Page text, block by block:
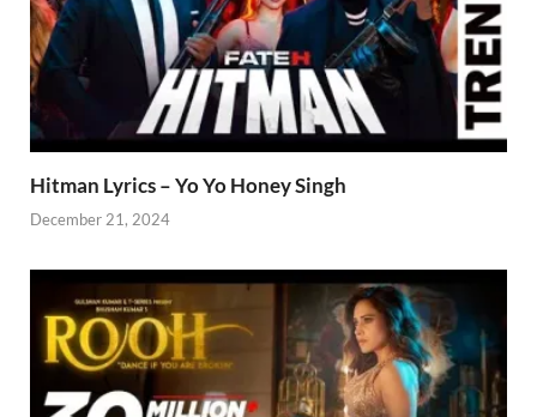
Hitman Lyrics – Yo Yo Honey Singh
December 21, 2024